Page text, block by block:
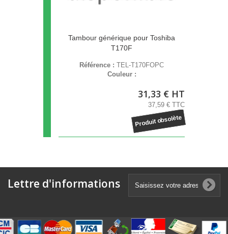
Tambour générique pour Toshiba
T170F
Référence : TEL-T170FOPC
Couleur :
31,33 € HT
37,59 € TTC
Produit obsolète
Lettre d'informations